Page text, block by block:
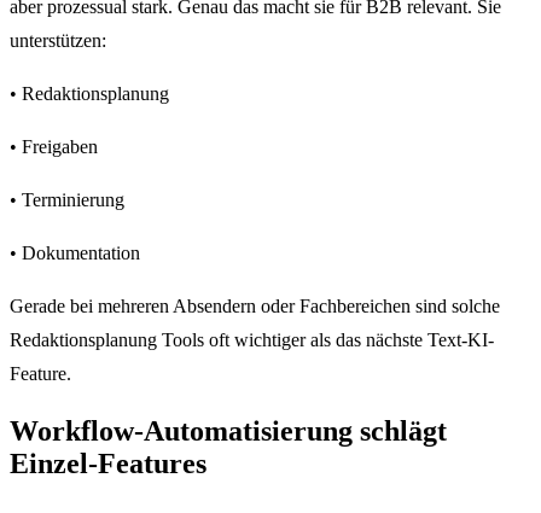
aber prozessual stark. Genau das macht sie für B2B relevant. Sie
unterstützen:
• Redaktionsplanung
• Freigaben
• Terminierung
• Dokumentation
Gerade bei mehreren Absendern oder Fachbereichen sind solche
Redaktionsplanung Tools oft wichtiger als das nächste Text-KI-
Feature.
Workflow-Automatisierung schlägt
Einzel-Features